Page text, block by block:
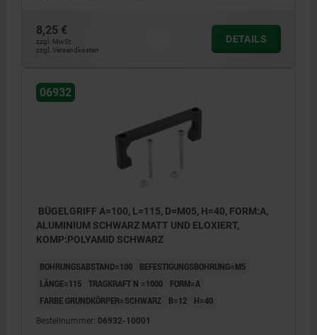
8,25 €
zzgl. MwSt.
zzgl. Versandkosten
DETAILS
06932
BÜGELGRIFF A=100, L=115, D=M05, H=40, FORM:A,
ALUMINIUM SCHWARZ MATT UND ELOXIERT,
KOMP:POLYAMID SCHWARZ
BOHRUNGSABSTAND=100
BEFESTIGUNGSBOHRUNG=M5
LÄNGE=115 TRAGKRAFT N =1000
FORM=A
FARBE GRUNDKÖRPER=SCHWARZ
B=12 H=40
Bestellnummer: 06932-10001